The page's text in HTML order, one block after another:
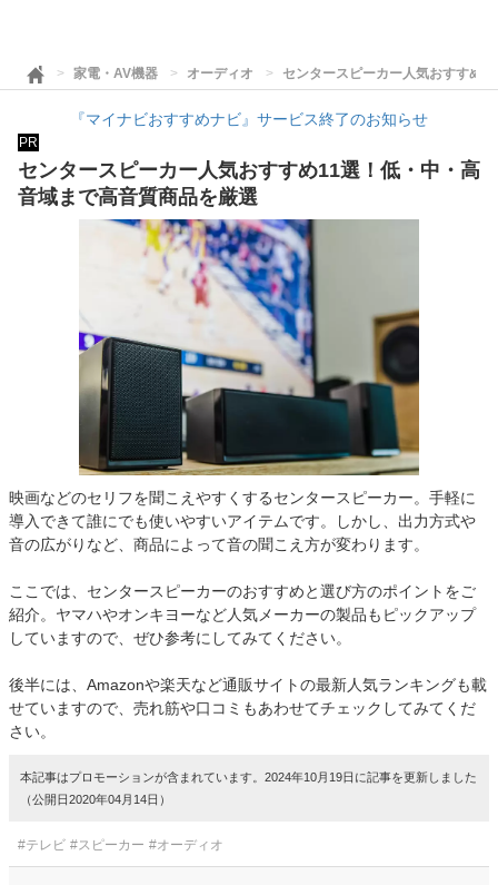
家電・AV機器 オーディオ センタースピーカー人気おすすめ
『マイナビおすすめナビ』サービス終了のお知らせ
PR
センタースピーカー人気おすすめ11選！低・中・高
音域まで高音質商品を厳選
映画などのセリフを聞こえやすくするセンタースピーカー。手軽に
導入できて誰にでも使いやすいアイテムです。しかし、出力方式や
音の広がりなど、商品によって音の聞こえ方が変わります。
ここでは、センタースピーカーのおすすめと選び方のポイントをご
紹介。ヤマハやオンキヨーなど人気メーカーの製品もピックアップ
していますので、ぜひ参考にしてみてください。
後半には、Amazonや楽天など通販サイトの最新人気ランキングも載
せていますので、売れ筋や口コミもあわせてチェックしてみてくだ
さい。
本記事はプロモーションが含まれています。2024年10月19日に記事を更新しました
（公開日2020年04月14日）
#テレビ #スピーカー #オーディオ